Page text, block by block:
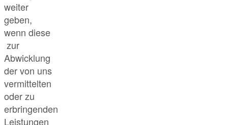
weiter
geben,
wenn diese
zur
Abwicklung
der von uns
vermittelten
oder zu
erbringenden
Leistungen